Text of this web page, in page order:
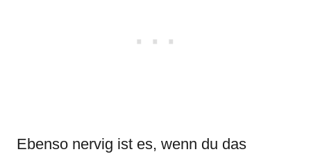
Ebenso nervig ist es, wenn du das